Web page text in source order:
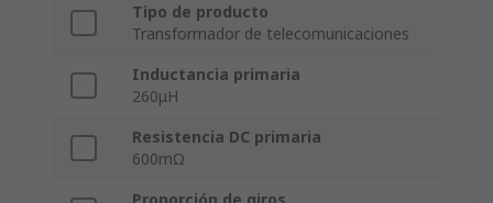
Tipo de producto
Transformador de telecomunicaciones
Inductancia primaria
260μH
Resistencia DC primaria
600mΩ